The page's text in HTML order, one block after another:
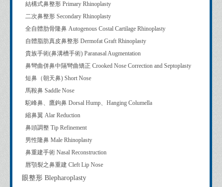
結構式鼻整形 Primary Rhinoplasty
二次鼻整形 Secondary Rhinoplasty
全自體肋骨隆鼻 Autogenous Costal Cartilage Rhinoplasty
自體脂肪真皮鼻整形 Dermofat Graft Rhinoplasty
貴族手術(鼻溝槽手術) Paranasal Augmentation
鼻彎曲併鼻中隔彎曲矯正 Crooked Nose Correction and Septoplasty
短鼻（朝天鼻) Short Nose
馬鞍鼻 Saddle Nose
駝峰鼻、鷹鉤鼻 Dorsal Hump、Hanging Columella
縮鼻翼 Alar Reduction
鼻頭調整 Tip Refinement
男性隆鼻 Male Rhinoplasty
鼻重建手術 Nasal Reconstruction
唇顎裂之鼻重建 Cleft Lip Nose
眼整形 Blepharoplasty